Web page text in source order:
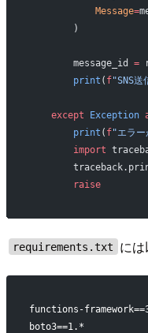
            Message
=
        )
        message_id
=
        print
( f"SNS
    except
Exception
        print
( f"エラー
        import
        raise
requirements.txt には
functions-
boto3==1.*